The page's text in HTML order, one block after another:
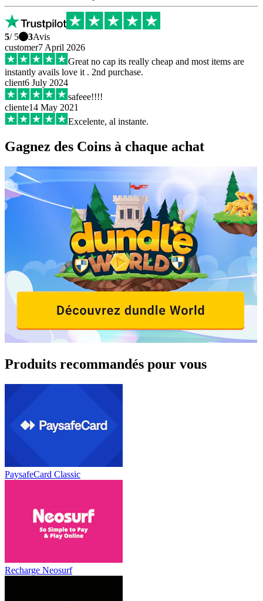
5/ 5 3Avis
customer7 April 2026
Great no cap its really cheap and most items are
instantly avails love it . 2nd purchase.
client6 July 2024
safeee!!!!
cliente14 May 2021
Excelente, al instante.
Gagnez des Coins à chaque achat
Produits recommandés pour vous
PaysafeCard Classic
Recharge Neosurf